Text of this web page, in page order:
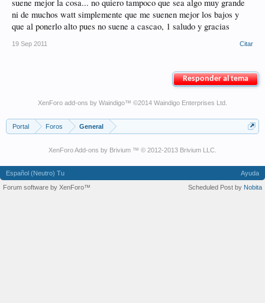
suene mejor la cosa... no quiero tampoco que sea algo muy grande
ni de muchos watt simplemente que me suenen mejor los bajos y
que al ponerlo alto pues no suene a cascao, 1 saludo y gracias
19 Sep 2011 Citar
Responder al tema
XenForo add-ons by Waindigo™ ©2014 Waindigo Enterprises Ltd
Portal Foros General
XenForo Add-ons by Brivium ™ © 2012-2013 Brivium LLC.
Español (Neutro) Tu
Ayuda
Forum software by XenForo™
Scheduled Post by Nobita